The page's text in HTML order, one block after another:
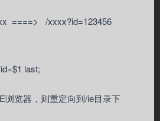
====> /xxxx?id=123456
last;
浏览器，则重定向到/ie目录下